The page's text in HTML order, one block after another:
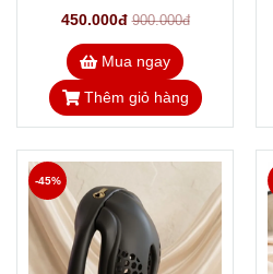
Ống Thông Tiểu Hardcore
450.000đ 900.000đ
Mua ngay
Thêm giỏ hàng
-45%